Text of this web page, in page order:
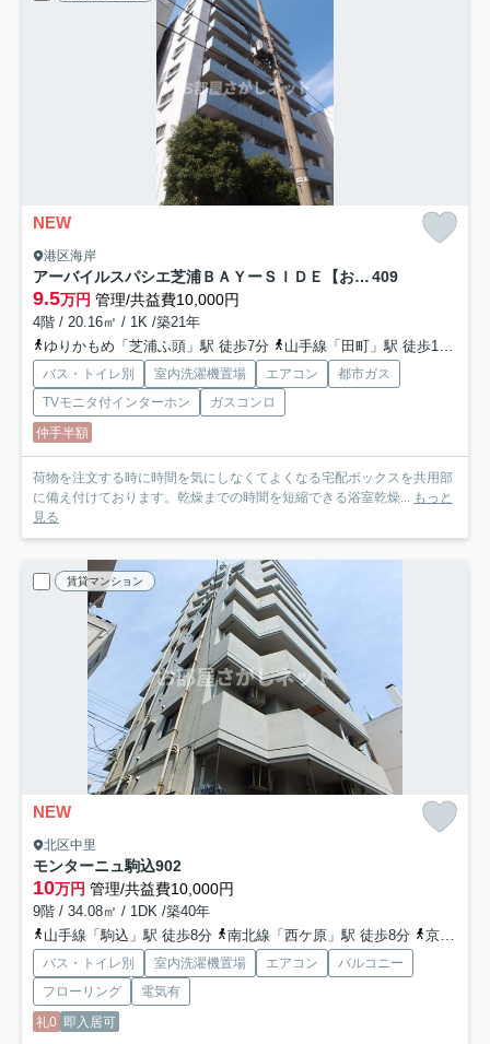
NEW
港区海岸
アーバイルスパシエ芝浦ＢＡＹーＳＩＤＥ【おとり物件なし】#学生・社会人にオススメ！ 409
9.5万円 管理/共益費10,000円
4階 / 20.16㎡ / 1K /築21年
ゆりかもめ「芝浦ふ頭」駅 徒歩7分
山手線「田町」駅 徒歩13分
バス・トイレ別 室内洗濯機置場 エアコン
都市ガス
TVモニタ付インターホン
ガスコンロ
仲手半額
荷物を注文する時に時間を気にしなくてよくなる宅配ボックスを共用部
に備え付けております。乾燥までの時間を短縮できる浴室乾燥... もっと
見る
賃貸マンション
NEW
北区中里
モンターニュ駒込902
10万円 管理/共益費10,000円
9階 / 34.08㎡ / 1DK /築40年
山手線「駒込」駅 徒歩8分
南北線「西ケ原」駅 徒歩8分 京浜東北線「上中里」駅 徒歩8分
バス・トイレ別 室内洗濯機置場 エアコン
バルコニー
フローリング
電気有
礼0 即入居可